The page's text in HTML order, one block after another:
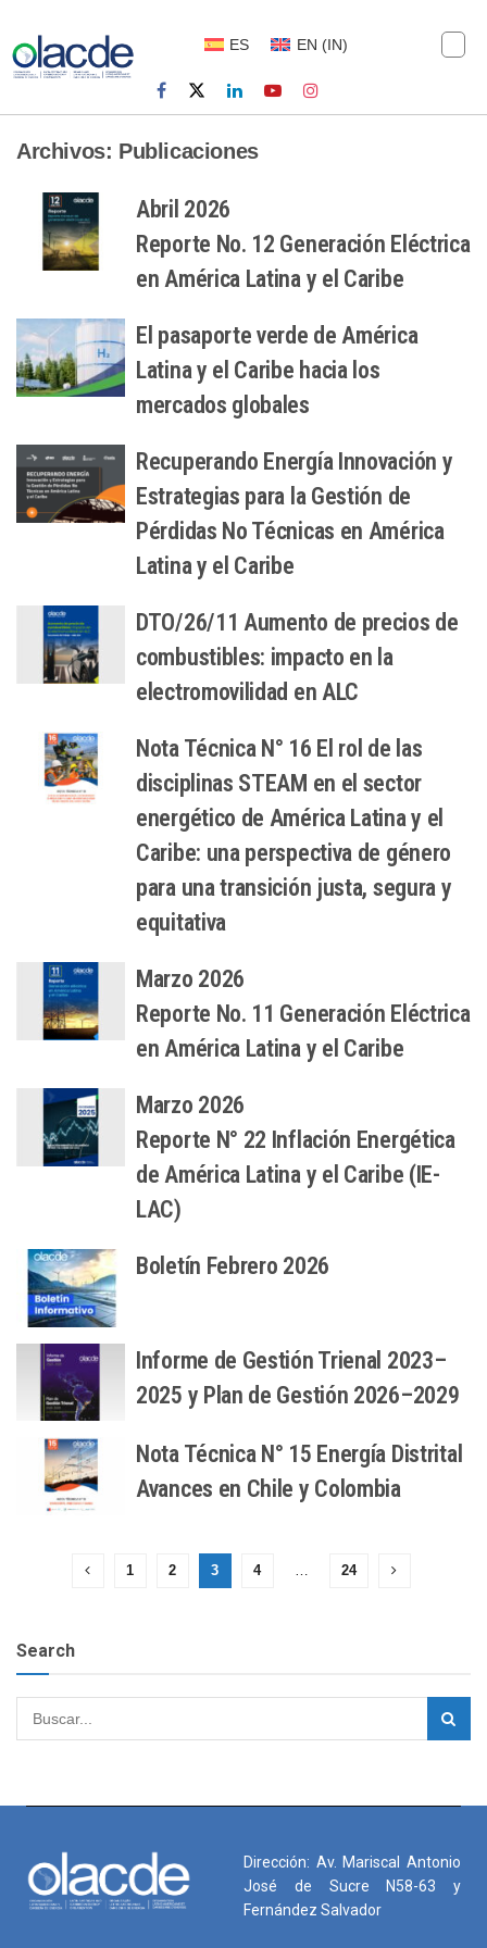
ES EN (IN)
Archivos: Publicaciones
Abril 2026
Reporte No. 12 Generación Eléctrica
en América Latina y el Caribe
El pasaporte verde de América
Latina y el Caribe hacia los
mercados globales
Recuperando Energía Innovación y
Estrategias para la Gestión de
Pérdidas No Técnicas en América
Latina y el Caribe
DTO/26/11 Aumento de precios de
combustibles: impacto en la
electromovilidad en ALC
Nota Técnica N° 16 El rol de las
disciplinas STEAM en el sector
energético de América Latina y el
Caribe: una perspectiva de género
para una transición justa, segura y
equitativa
Marzo 2026
Reporte No. 11 Generación Eléctrica
en América Latina y el Caribe
Marzo 2026
Reporte N° 22 Inflación Energética
de América Latina y el Caribe (IE-
LAC)
Boletín Febrero 2026
Informe de Gestión Trienal 2023–
2025 y Plan de Gestión 2026–2029
Nota Técnica N° 15 Energía Distrital
Avances en Chile y Colombia
1 2 3 4 24
Search
Dirección: Av. Mariscal Antonio
José de Sucre N58-63 y
Fernández Salvador